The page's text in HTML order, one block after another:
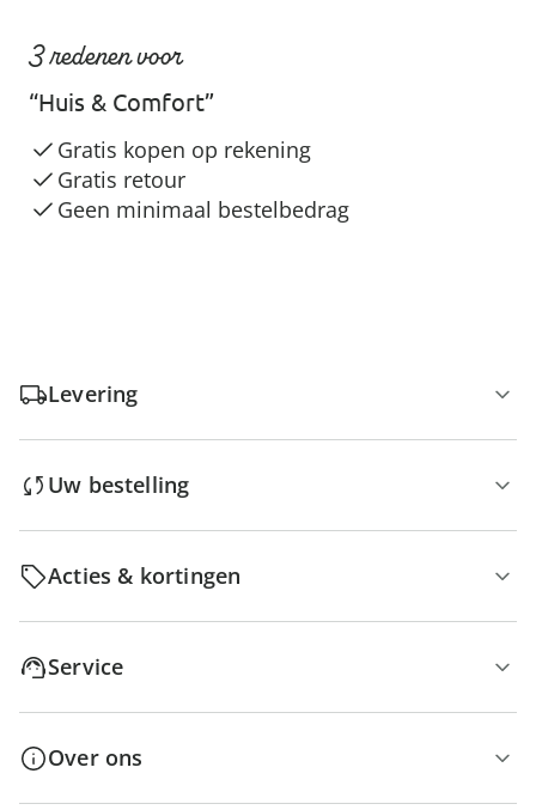
3 redenen voor
“Huis & Comfort”
Gratis kopen op rekening
Gratis retour
Geen minimaal bestelbedrag
Levering
Uw bestelling
Acties & kortingen
Service
Over ons